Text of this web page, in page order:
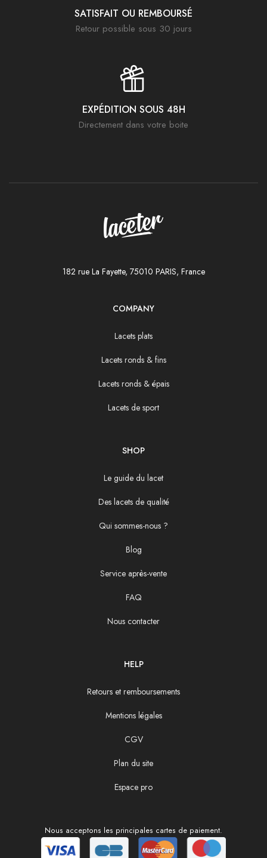
SATISFAIT OU REMBOURSÉ
Retour possible sous 30 jours
EXPÉDITION SOUS 48H
Directement dans votre boite
182 rue La Fayette, 75010 PARIS, France
COMPANY
Lacets plats
Lacets ronds & fins
Lacets ronds & épais
Lacets de sport
SHOP
Le guide du lacet
Des lacets de qualité
Qui sommes-nous ?
Blog
Service après-vente
FAQ
Nous contacter
HELP
Retours et remboursements
Mentions légales
CGV
Plan du site
Espace pro
Nous acceptons les principales cartes de paiement.